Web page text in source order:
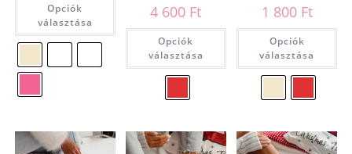
Opciók
választása
4 600 Ft
Opciók
választása
1 800 Ft
Opciók
választása